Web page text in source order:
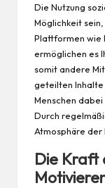
Die Nutzung
Möglichkeit
Plattformen wie
ermöglichen es
somit andere
geteilten Inhalte
Menschen
Durch
Atmosphäre der
Die Kraft